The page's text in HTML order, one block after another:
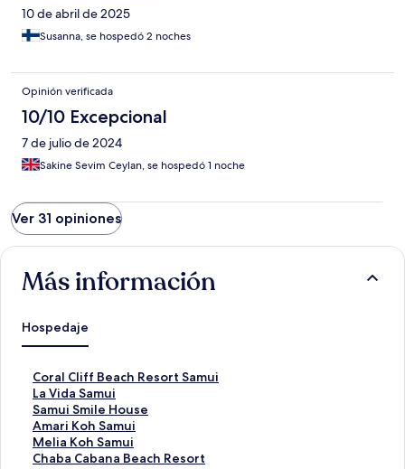
10 de abril de 2025
Susanna, se hospedó 2 noches
Opinión verificada
10/10 Excepcional
7 de julio de 2024
Sakine Sevim Ceylan, se hospedó 1 noche
Ver 31 opiniones
Más información
Hospedaje
Coral Cliff Beach Resort Samui
E
n
l
a
c
e
La Vida Samui
E
n
l
a
c
Samui Smile House
E
n
l
a
Amari Koh Samui
E
n
l
Melia Koh Samui
E
n
Chaba Cabana Beach Resort
E